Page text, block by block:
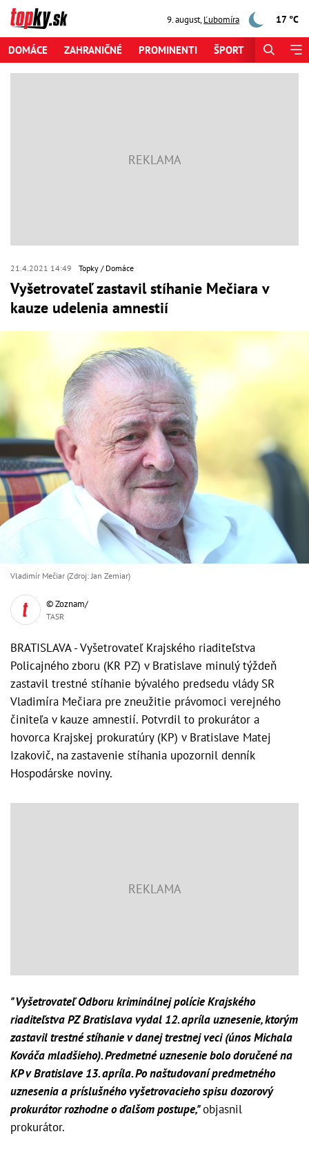
9. august,Ľubomíra 17 °C
DOMÁCE ZAHRANIČNÉ PROMINENTI ŠPORT
21.4.2021 14:49 Topky Domáce
Vyšetrovateľ zastavil stíhanie Mečiara v
kauze udelenia amnestií
Vladimír Mečiar (Zdroj: Jan Zemiar)
© Zoznam/
TASR
BRATISLAVA - Vyšetrovateľ Krajského riaditeľstva
Policajného zboru (KR PZ) v Bratislave minulý týždeň
zastavil trestné stíhanie bývalého predsedu vlády SR
Vladimíra Mečiara pre zneužitie právomoci verejného
činiteľa v kauze amnestií. Potvrdil to prokurátor a
hovorca Krajskej prokuratúry (KP) v Bratislave Matej
Izakovič, na zastavenie stíhania upozornil denník
Hospodárske noviny.
"Vyšetrovateľ Odboru kriminálnej polície Krajského
riaditeľstva PZ Bratislava vydal 12. apríla uznesenie, ktorým
zastavil trestné stíhanie v danej trestnej veci (únos Michala
Kováča mladšieho). Predmetné uznesenie bolo doručené na
KP v Bratislave 13. apríla. Po naštudovaní predmetného
uznesenia a príslušného vyšetrovacieho spisu dozorový
prokurátor rozhodne o ďalšom postupe,"objasnil
prokurátor.